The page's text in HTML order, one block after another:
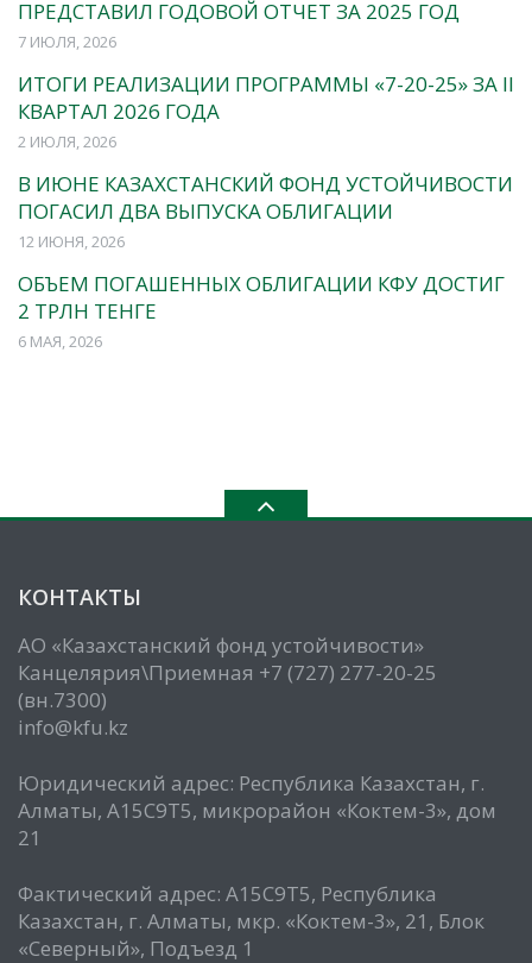
ПРЕДСТАВИЛ ГОДОВОЙ ОТЧЕТ ЗА 2025 ГОД
7 ИЮЛЯ, 2026
ИТОГИ РЕАЛИЗАЦИИ ПРОГРАММЫ «7-20-25» ЗА II
КВАРТАЛ 2026 ГОДА
2 ИЮЛЯ, 2026
В ИЮНЕ КАЗАХСТАНСКИЙ ФОНД УСТОЙЧИВОСТИ
ПОГАСИЛ ДВА ВЫПУСКА ОБЛИГАЦИИ
12 ИЮНЯ, 2026
ОБЪЕМ ПОГАШЕННЫХ ОБЛИГАЦИИ КФУ ДОСТИГ
2 ТРЛН ТЕНГЕ
6 МАЯ, 2026
КОНТАКТЫ
АО «Казахстанский фонд устойчивости»
Канцелярия\Приемная +7 (727) 277-20-25
(вн.7300)
info@kfu.kz
Юридический адрес: Республика Казахстан, г.
Алматы, А15С9Т5, микрорайон «Коктем-3», дом
21
Фактический адрес: А15С9Т5, Республика
Казахстан, г. Алматы, мкр. «Коктем-3», 21, Блок
«Северный», Подъезд 1